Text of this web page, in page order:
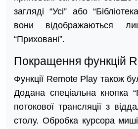
загляді “Усі” або
вони відображаються
“Приховані”.
Покращення функцій
Функції Remote Play також
Додана спеціальна кнопка
потокової трансляції з
столу. Обробка курсора